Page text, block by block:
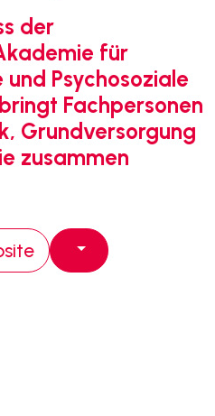
der
für
Psychosoziale
Fachpersonen
Grundversorgung
zusammen